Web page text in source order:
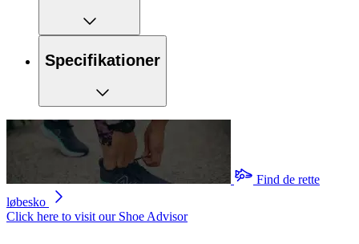
Specifikationer
Find de rette
løbesko
Click here to visit our Shoe Advisor